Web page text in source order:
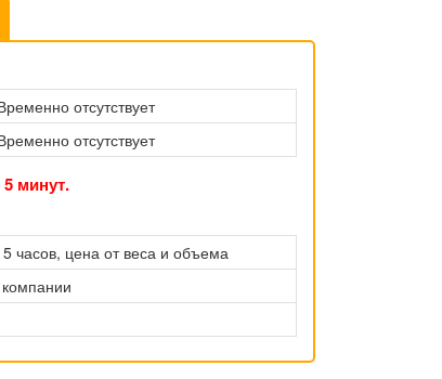
отсутствует
отсутствует
минут.
часов, цена от веса и объема